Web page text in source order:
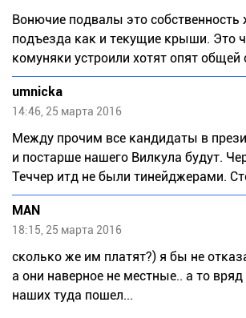
Вонючие подвалы это собственность
подъезда как и текущие крыши. Это
комуняки устроили хотят опят общей
umnicka
14:46, 25 марта 2016
Между прочим все кандидаты в
и постарше нашего Вилкула будут.
Теччер итд не были тинейджерами.
MAN
18:15, 25 марта 2016
сколько же им платят?) я бы не
а они наверное не местные.. а то
наших туда пошел...